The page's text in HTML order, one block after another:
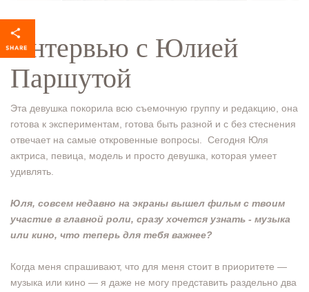
Интервью с Юлией
Паршутой
Эта девушка покорила всю съемочную группу и редакцию, она
готова к экспериментам, готова быть разной и с без стеснения
отвечает на самые откровенные вопросы. Сегодня Юля
актриса, певица, модель и просто девушка, которая умеет
удивлять.
Юля, совсем недавно на экраны вышел фильм с твоим
участие в главной роли, сразу хочется узнать - музыка
или кино, что теперь для тебя важнее?
Когда меня спрашивают, что для меня стоит в приоритете —
музыка или кино — я даже не могу представить раздельно два